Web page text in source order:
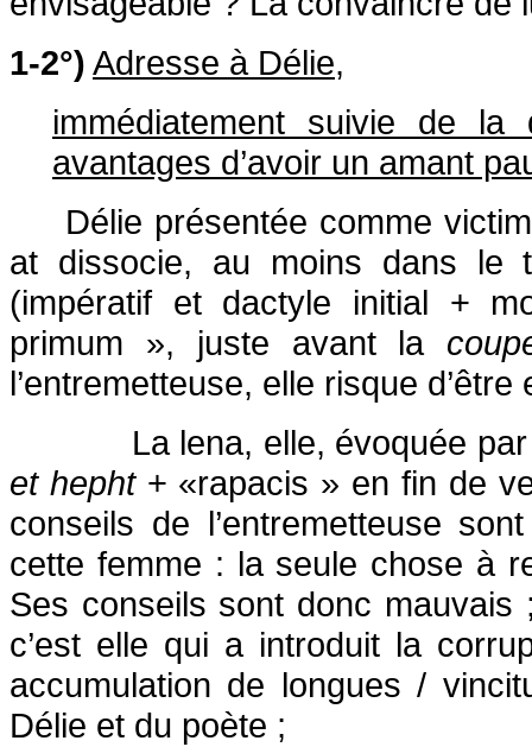
1-2°) Adresse à Délie,
immédiatement suivie de
avantages d’avoir un amant
Délie présentée comme
at dissocie, au moins dans le
(impératif et dactyle initial +
primum », juste avant la
l’entremetteuse, elle risque
La lena, elle, évoquée
et hepht+ «rapacis » en fin de
conseils de l’entremetteuse
cette femme : la seule chose à
Ses conseils sont donc
c’est elle qui a introduit la
accumulation de longues /
Délie et du poète ;